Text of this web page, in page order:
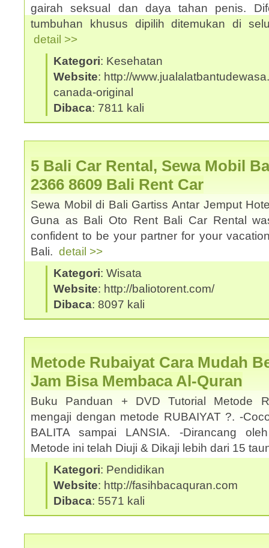
gairah seksual dan daya tahan penis.
tumbuhan khusus dipilih ditemukan di
detail >>
Kategori: Kesehatan
Website: http://
canada-original
Dibaca: 7811 kali
5 Bali Car Rental, Sewa Mobil
2366 8609 Bali Rent Car
Sewa Mobil di Bali Gartiss Antar Jemput
Guna as Bali Oto Rent Bali Car Rental
confident to be your partner for your
Bali. detail >>
Kategori: Wisata
Website: http://baliotorent.com/
Dibaca: 8097 kali
Metode Rubaiyat Cara Mudah
Jam Bisa Membaca Al-Quran
Buku Panduan + DVD Tutorial Metode
mengaji dengan metode RUBAIYAT ?. -
BALITA sampai LANSIA. -Dirancang
Metode ini telah Diuji & Dikaji lebih dari 15
Kategori: Pendidikan
Website: http://fasihbacaquran.com
Dibaca: 5571 kali